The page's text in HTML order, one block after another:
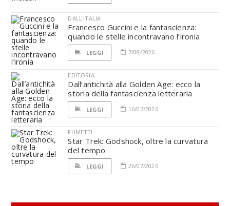
DALL'ITALIA
Francesco Guccini e la fantascienza:
quando le stelle incontravano l’ironia
LEGGI 7/08/2026
EDITORIA
Dall’antichità alla Golden Age: ecco la
storia della fantascienza letteraria
LEGGI 16/07/2026
FUMETTI
Star Trek: Godshock, oltre la curvatura
del tempo
LEGGI 26/07/2026